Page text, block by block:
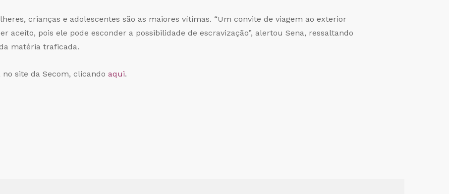
crianças e adolescentes são as maiores vítimas. “Um convite de viagem ao exterior
aceito, pois ele pode esconder a possibilidade de escravização”, alertou Sena, ressaltando
matéria traficada.
site da Secom, clicando aqui.